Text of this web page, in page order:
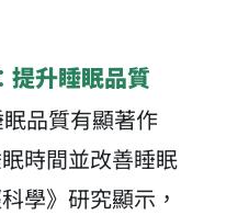
提升睡眠品質
品質有顯著作
時間並改善睡眠
學》研究顯示，